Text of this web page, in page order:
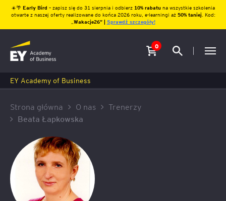
☀️🌴 Early Bird – zapisz się do 31 sierpnia i odbierz10% rabatu na wszystkie szkolenia
otwarte z naszej oferty realizowane do końca 2026 roku, e-learningi aż 50% taniej. Kod:
Wakacje26″ | Sprawdź szczegóły!
0
EY Academy of Business
Strona główna O nas
Trenerzy
Beata Łapkowska